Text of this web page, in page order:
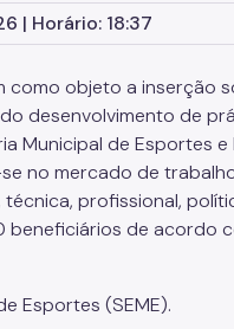
| Horário: 18:37
como objeto a inserção
desenvolvimento de
Municipal de Esportes
no mercado de
profissional,
beneficiários de
Esportes (SEME).